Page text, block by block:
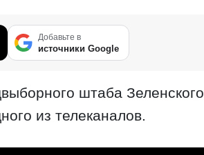
Добавьте в
источники Google
штаба Зеленского
из телеканалов.